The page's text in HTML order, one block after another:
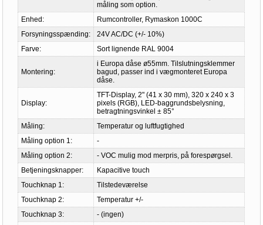
måling som option.
Enhed:
Rumcontroller, Rymaskon 1000C
Forsyningsspænding:
24V AC/DC (+/- 10%)
Farve:
Sort lignende RAL 9004
Montering:
i Europa dåse ø55mm. Tilslutningsklemmer
bagud, passer ind i vægmonteret Europa
dåse.
Display:
TFT-Display, 2" (41 x 30 mm), 320 x 240 x 3
pixels (RGB), LED-baggrundsbelysning,
betragtningsvinkel ± 85°
Måling:
Temperatur og luftfugtighed
Måling option 1:
-
Måling option 2:
- VOC mulig mod merpris, på forespørgsel.
Betjeningsknapper:
Kapacitive touch
Touchknap 1:
Tilstedeværelse
Touchknap 2:
Temperatur +/-
Touchknap 3:
- (ingen)